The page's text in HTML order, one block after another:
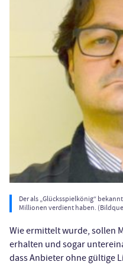
Der als „Glücksspielkönig“
Millionen verdient haben.
Wie ermittelt wurde, sollen
erhalten und sogar
dass Anbieter ohne gültige